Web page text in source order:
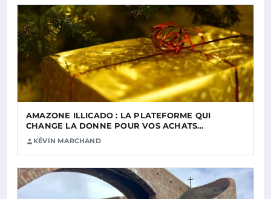
AMAZONE ILLICADO : LA PLATEFORME QUI
CHANGE LA DONNE POUR VOS ACHATS…
KÉVIN MARCHAND